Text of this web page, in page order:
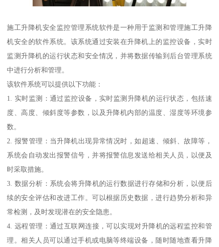
施工升降机安全监控管理系统软件是一种用于监测和管理施工升降
机安全的软件系统。该系统通过安装在升降机上的监控设备，实时
监测升降机的运行状态和安全情况，并将数据传输到后台管理系统
中进行分析和管理。
该软件系统可以提供以下功能：
1. 实时监测：通过监控设备，实时监测升降机的运行状态，包括速
度、高度、倾斜度等参数，以及升降机内部的温度、湿度等环境参
数。
2. 报警管理：当升降机出现异常情况时，如超速、倾斜、故障等，
系统会自动发出报警信号，并将报警信息发送给相关人员，以便及
时采取措施。
3. 数据分析：系统会将升降机的运行数据进行存储和分析，以便后
续的安全评估和改进工作。可以根据历史数据，进行趋势分析和异
常检测，及时发现潜在的安全隐患。
4. 远程管理：通过互联网连接，可以实现对升降机的远程监控和管
理。相关人员可以通过手机或电脑等终端设备，随时随地查看升降